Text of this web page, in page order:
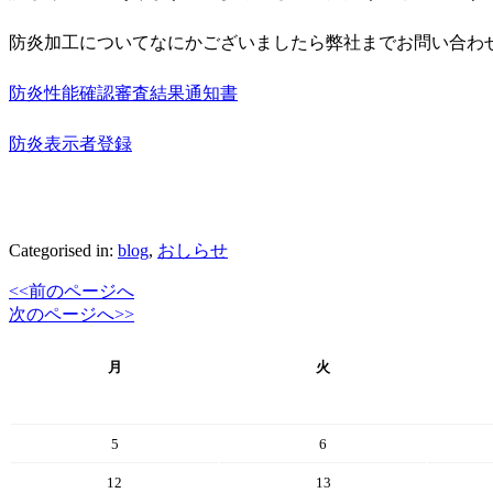
防炎加工についてなにかございましたら弊社までお問い合わ
防炎性能確認審査結果通知書
防炎表示者登録
Categorised in: blog, おしらせ
<<前のページへ
次のページへ>>
月 火
5 6
12 13